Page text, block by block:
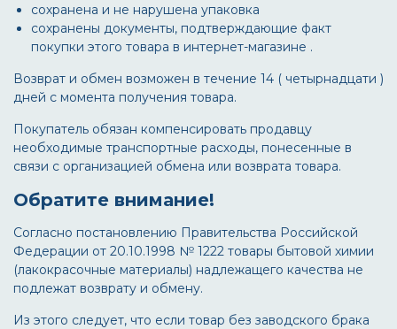
сохранена и не нарушена упаковка
сохранены документы, подтверждающие факт
покупки этого товара в интернет-магазине .
Возврат и обмен возможен в течение 14 ( четырнадцати )
дней с момента получения товара.
Покупатель обязан компенсировать продавцу
необходимые транспортные расходы, понесенные в
связи с организацией обмена или возврата товара.
Обратите внимание!
Согласно постановлению Правительства Российской
Федерации от 20.10.1998 № 1222 товары бытовой химии
(лакокрасочные материалы) надлежащего качества не
подлежат возврату и обмену.
Из этого следует, что если товар без заводского брака